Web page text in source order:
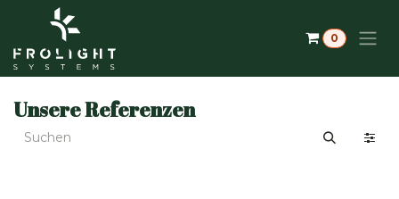
Zum Inhalt springen
0
Unsere Referenzen